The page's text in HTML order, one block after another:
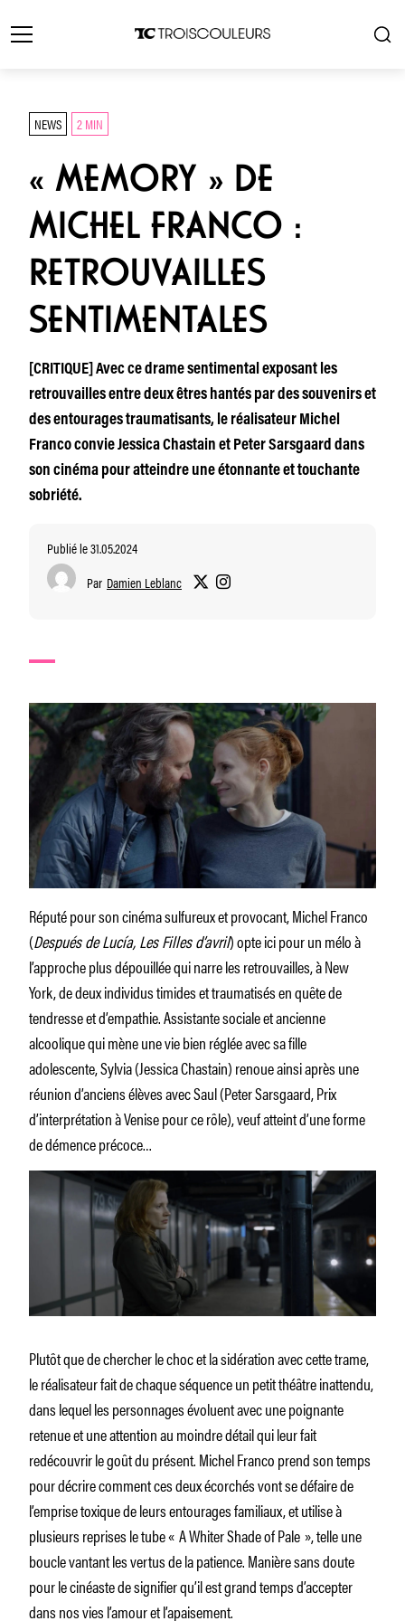
NEWS 2 MIN
« MEMORY » DE
MICHEL FRANCO :
RETROUVAILLES
SENTIMENTALES
[CRITIQUE] Avec ce drame sentimental exposant les
retrouvailles entre deux êtres hantés par des souvenirs et
des entourages traumatisants, le réalisateur Michel
Franco convie Jessica Chastain et Peter Sarsgaard dans
son cinéma pour atteindre une étonnante et touchante
sobriété.
Publié le 31.05.2024
Par Damien Leblanc
Réputé pour son cinéma sulfureux et provocant, Michel Franco
(Después de Lucía, Les Filles d’avril) opte ici pour un mélo à
l’approche plus dépouillée qui narre les retrouvailles, à New
York, de deux individus timides et traumatisés en quête de
tendresse et d’empathie. Assistante sociale et ancienne
alcoolique qui mène une vie bien réglée avec sa fille
adolescente, Sylvia (Jessica Chastain) renoue ainsi après une
réunion d’anciens élèves avec Saul (Peter Sarsgaard, Prix
d’interprétation à Venise pour ce rôle), veuf atteint d’une forme
de démence précoce…
Plutôt que de chercher le choc et la sidération avec cette trame,
le réalisateur fait de chaque séquence un petit théâtre inattendu,
dans lequel les personnages évoluent avec une poignante
retenue et une attention au moindre détail qui leur fait
redécouvrir le goût du présent. Michel Franco prend son temps
pour décrire comment ces deux écorchés vont se défaire de
l’emprise toxique de leurs entourages familiaux, et utilise à
plusieurs reprises le tube « A Whiter Shade of Pale », telle une
boucle vantant les vertus de la patience. Manière sans doute
pour le cinéaste de signifier qu’il est grand temps d’accepter
dans nos vies l’amour et l’apaisement.